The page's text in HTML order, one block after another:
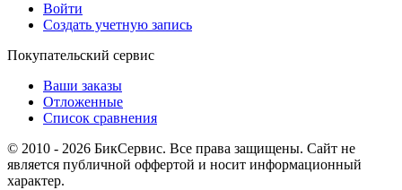
Войти
Создать учетную запись
Покупательский сервис
Ваши заказы
Отложенные
Список сравнения
© 2010 - 2026 БикСервис. Все права защищены. Сайт не
является публичной оффертой и носит информационный
характер.